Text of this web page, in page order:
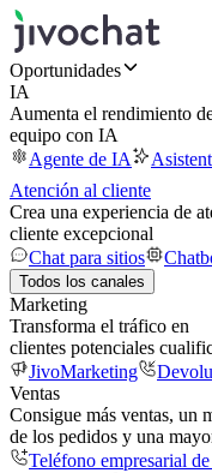
Oportunidades
IA
Aumenta el rendimiento
equipo con IA
Agente de IA
Atención al cliente
Crea una experiencia de
cliente excepcional
Chat para sitios
Todos los canales
Marketing
Transforma el tráfico en
clientes potenciales
JivoMarketing
Ventas
Consigue más ventas, un
de los pedidos y una
Teléfono empresarial